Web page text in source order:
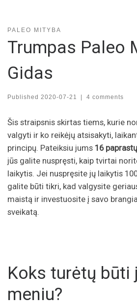
PALEO MITYBA
Trumpas Paleo
Gidas
Published 2020-07-21 | 4 comments
Šis straipsnis skirtas tiems, kurie
valgyti ir ko reikėjų atsisakyti,
principų. Pateiksiu jums 16
jūs galite nuspręsti, kaip tvirtai
laikytis. Jei nuspręsite jų laikytis
galite būti tikri, kad valgysite
maistą ir investuosite į savo
sveikatą.
Koks turėtų būti
meniu?